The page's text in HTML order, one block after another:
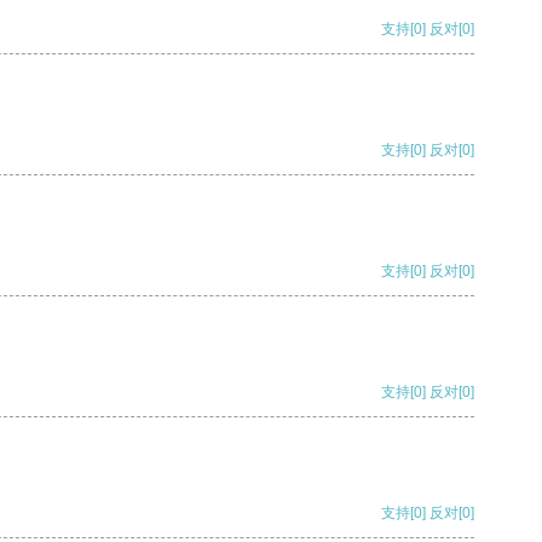
支持[0] 反对[0]
支持[0] 反对[0]
支持[0] 反对[0]
支持[0] 反对[0]
支持[0] 反对[0]